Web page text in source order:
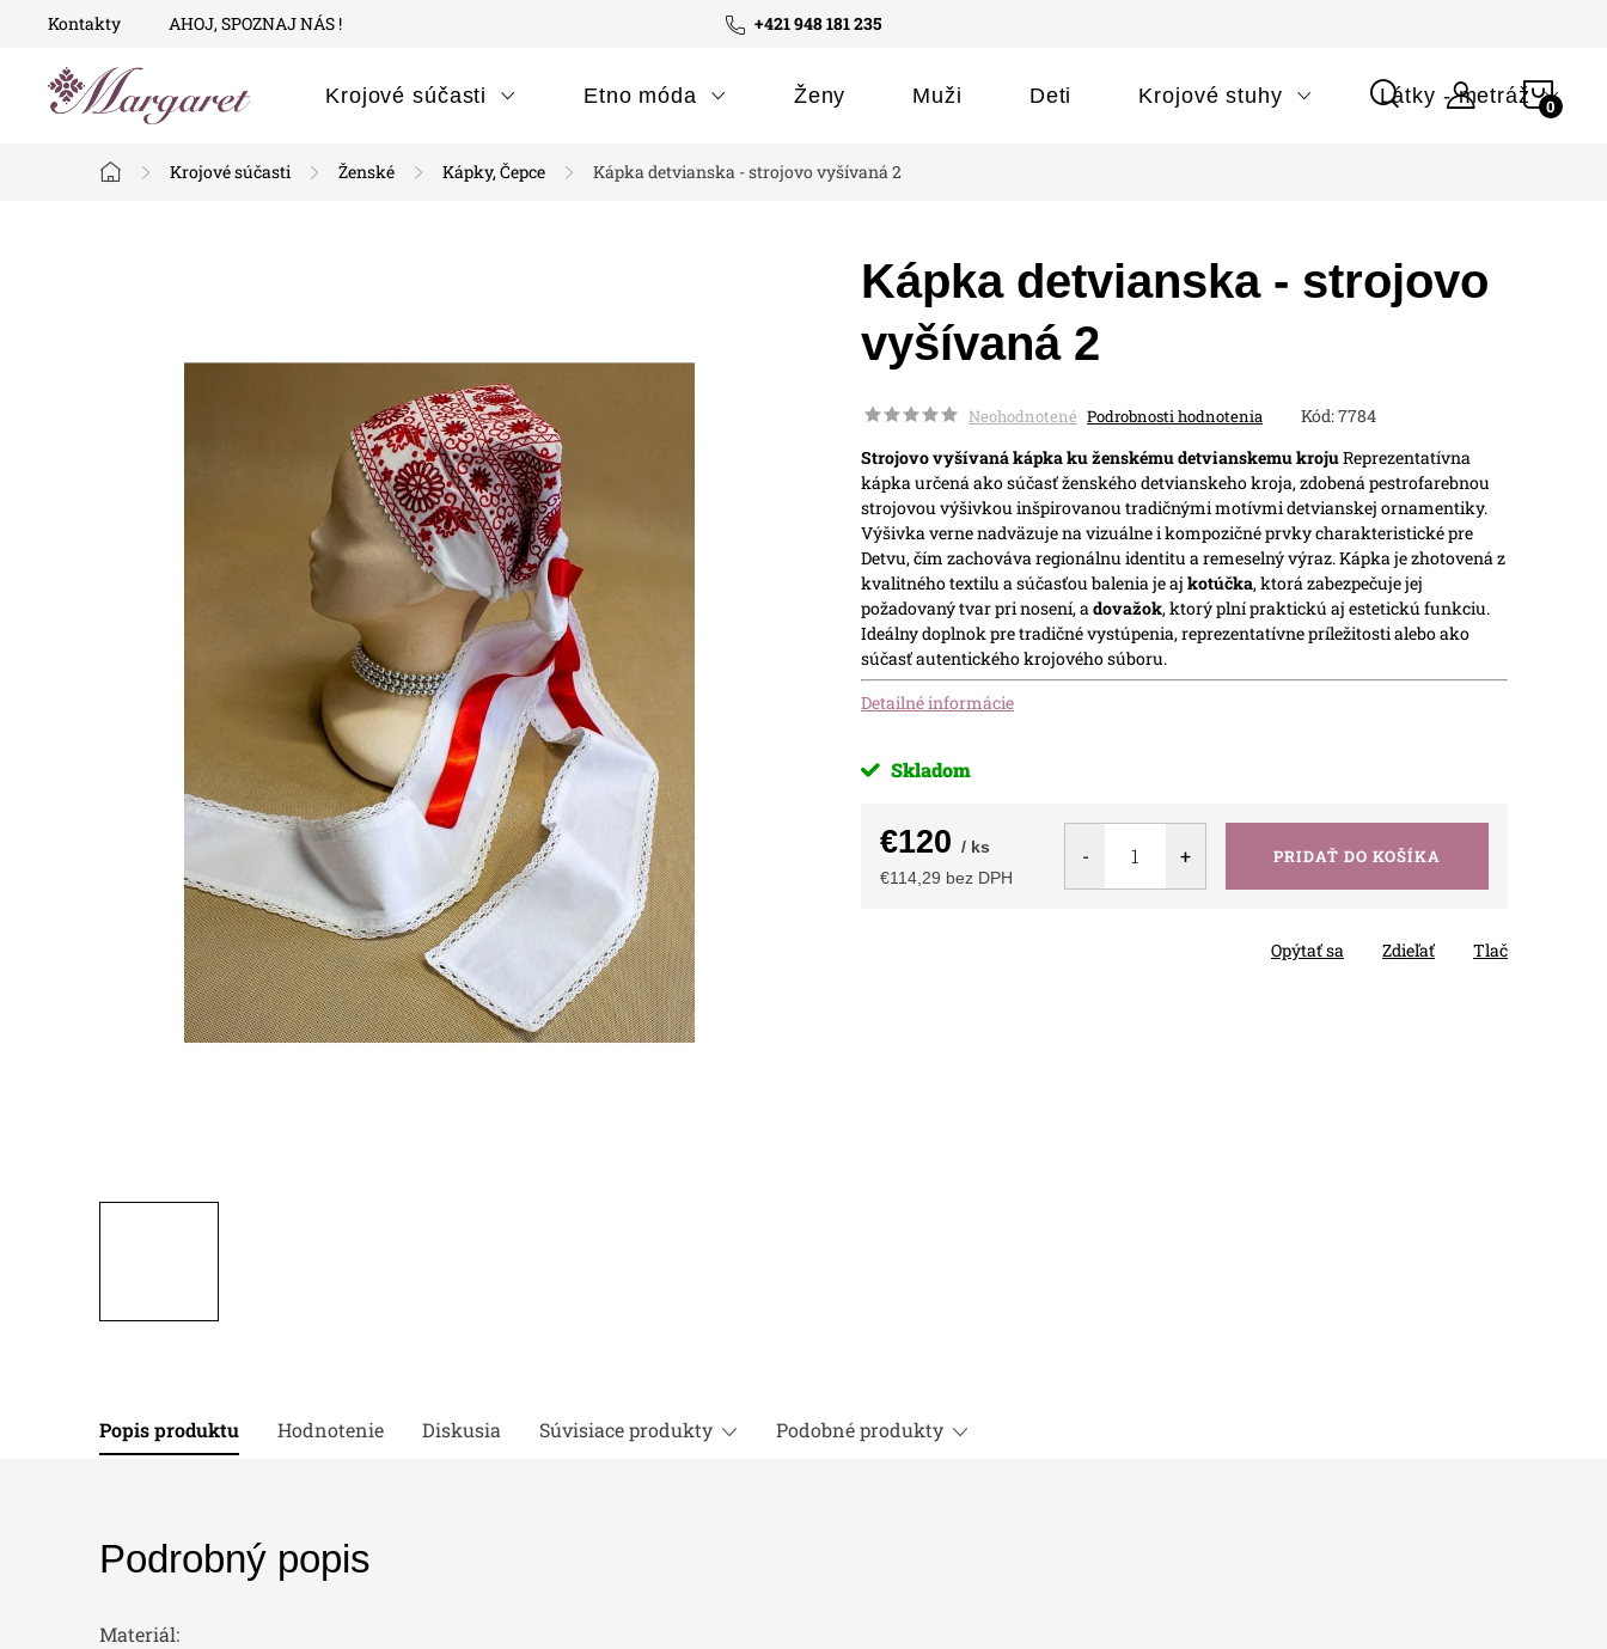
Prejsť
+421 948 181 235
Kontakty AHOJ, SPOZNAJ NÁS !
Krojové súčasti Etno móda Ženy Muži Deti Krojové stuhy Látky - metráž
Domov
Krojové súčasti Ženské Kápky, Čepce Kápka detvianska - strojovo vyšívaná 2
Kápka detvianska - strojovo
vyšívaná 2
Neohodnotené Podrobnosti hodnotenia Kód:7784
Strojovo vyšívaná kápka ku ženskému detvianskemu krojuReprezentatívna
kápka určená ako súčasť ženského detvianskeho kroja, zdobená pestrofarebnou
strojovou výšivkou inšpirovanou tradičnými motívmi detvianskej ornamentiky.
Výšivka verne nadväzuje na vizuálne i kompozičné prvky charakteristické pre
Detvu, čím zachováva regionálnu identitu a remeselný výraz.Kápka je zhotovená z
kvalitného textilu a súčasťou balenia je aj kotúčka, ktorá zabezpečuje jej
požadovaný tvar pri nosení, a dovažok, ktorý plní praktickú aj estetickú funkciu.
Ideálny doplnok pre tradičné vystúpenia, reprezentatívne príležitosti alebo ako
súčasť autentického krojového súboru.
Detailné informácie
Skladom
€120 / ks
€114,29 bez DPH
PRIDAŤ DO KOŠÍKA
Tlač
Opýtať sa Zdieľať
Popis produktu Hodnotenie Diskusia Súvisiace produkty Podobné produkty
Podrobný popis
Materiál: